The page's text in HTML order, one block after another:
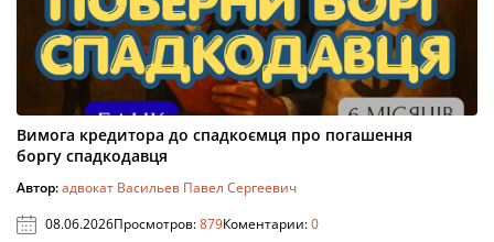
Вимога кредитора до спадкоємця про погашення
боргу спадкодавця
Автор:адвокат Васильев Павел Сергеевич
08.06.2026Просмотров:879Коментарии:0